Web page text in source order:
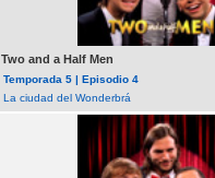
Two and a Half Men
Temporada 5 | Episodio 4
La ciudad del Wonderbrá